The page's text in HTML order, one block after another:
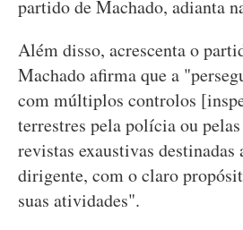
partido de Machado, adianta
Além disso, acrescenta o
Machado afirma que a
com múltiplos controlos
terrestres pela polícia ou
revistas exaustivas
dirigente, com o claro
suas atividades".